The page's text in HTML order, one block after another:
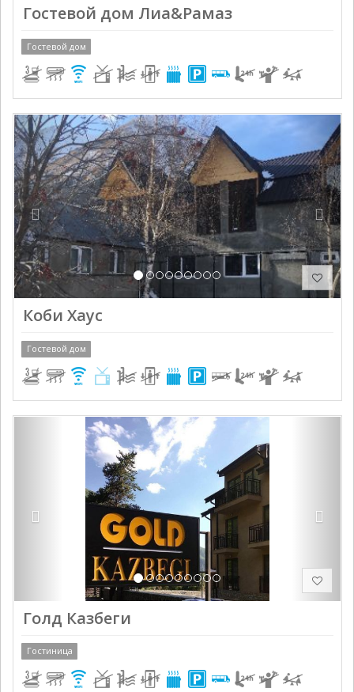
Гостевой дом Лиа&Рамаз
Гостевой дом
Previous Next
Коби Хаус
Гостевой дом
Previous
Голд Казбеги
Гостиница